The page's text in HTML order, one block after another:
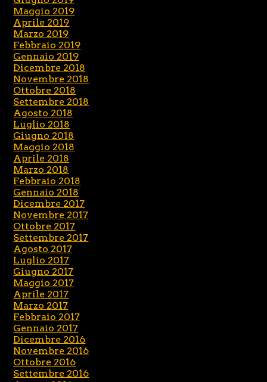
Maggio 2019
Aprile 2019
Marzo 2019
Febbraio 2019
Gennaio 2019
Dicembre 2018
Novembre 2018
Ottobre 2018
Settembre 2018
Agosto 2018
Luglio 2018
Giugno 2018
Maggio 2018
Aprile 2018
Marzo 2018
Febbraio 2018
Gennaio 2018
Dicembre 2017
Novembre 2017
Ottobre 2017
Settembre 2017
Agosto 2017
Luglio 2017
Giugno 2017
Maggio 2017
Aprile 2017
Marzo 2017
Febbraio 2017
Gennaio 2017
Dicembre 2016
Novembre 2016
Ottobre 2016
Settembre 2016